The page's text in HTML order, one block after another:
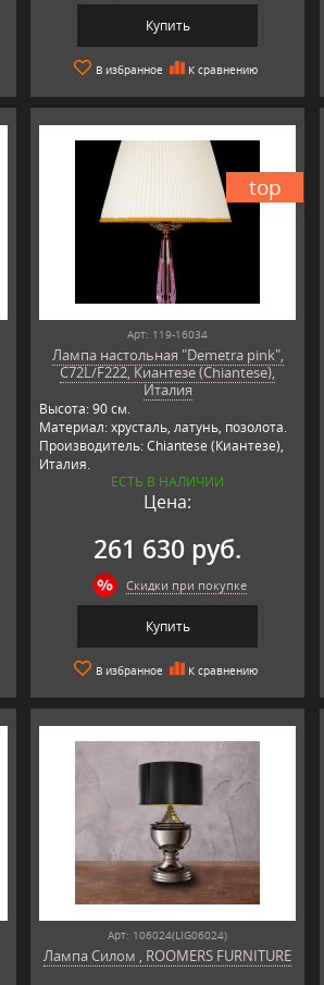
Купить
В избранное К сравнению
top
Арт: 119-16034
Лампа настольная "Demetra pink",
C72L/F222, Киантезе (Chiantese),
Италия
Высота: 90 см.
Материал: хрусталь, латунь, позолота.
Производитель: Chiantese (Киантезе),
Италия.
ЕСТЬ В НАЛИЧИИ
Цена:
261 630 руб.
Скидки при покупке
Купить
В избранное К сравнению
Арт: 106024(LIG06024)
Лампа Силом , ROOMERS FURNITURE